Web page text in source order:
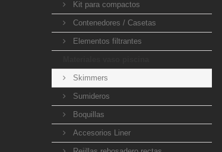
Kit para compactos
Contenedores / Casetas
Elementos filtrantes
Skimmers
Sumideros
Boquillas
Accesorios Liner